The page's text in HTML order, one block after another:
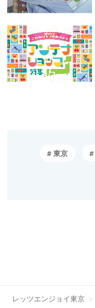
東京
レッツエンジョイ東京